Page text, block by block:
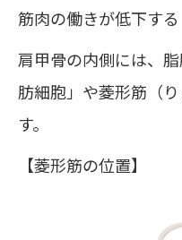
筋肉の働きが低下する
肩甲骨の内側には、
肪細胞」や菱形筋（
す。
【菱形筋の位置】